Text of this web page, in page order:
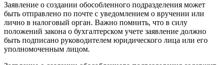
Заявление о создании обособленного подразделения может
быть отправлено по почте с уведомлением о вручении или
лично в налоговый орган. Важно помнить, что в силу
положений закона о бухгалтерском учете заявление должно
быть подписано руководителем юридического лица или его
уполномоченным лицом.